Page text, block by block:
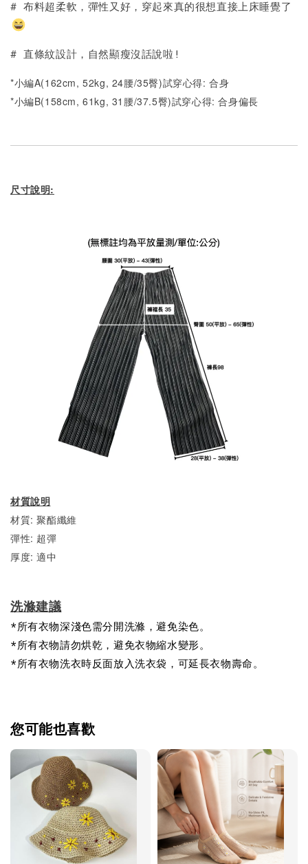
# 布料超柔軟，彈性又好，穿起來真的很想直接上床睡覺了
# 直條紋設計，自然顯瘦沒話說啦!
*小編A(162cm, 52kg, 24腰/35臀)試穿心得: 合身
*小編B(158cm, 61kg, 31腰/37.5臀)試穿心得: 合身偏長
尺寸說明:
材質說明
材質: 聚酯纖維
彈性: 超彈
厚度: 適中
洗滌建議
*所有衣物深淺色需分開洗滌，避免染色。
*所有衣物請勿烘乾，避免衣物縮水變形。
*所有衣物洗衣時反面放入洗衣袋，可延長衣物壽命。
您可能也喜歡